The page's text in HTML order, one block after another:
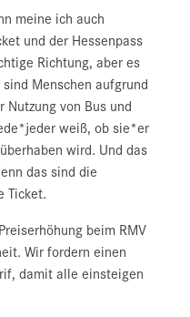
meine ich auch
und der Hessenpass
Richtung, aber es
Menschen aufgrund
Nutzung von Bus und
weiß, ob sie*er
wird. Und das
das sind die
Ticket.
beim RMV
Wir fordern einen
damit alle einsteigen